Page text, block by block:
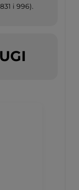
i 996).